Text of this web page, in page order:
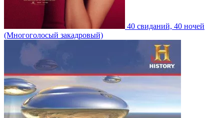
40 свиданий, 40 ночей
(Многоголосый закадровый)